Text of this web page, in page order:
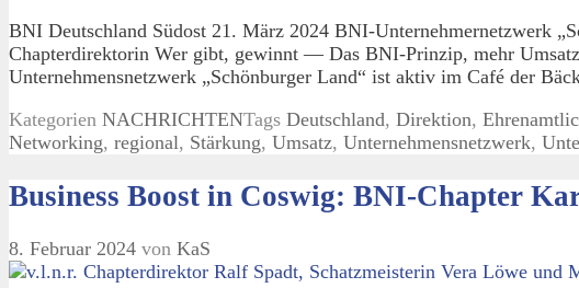
BNI Deutschland Südost 21. März 2024 BNI-Unternehmernetzwerk
Chapterdirektorin Wer gibt, gewinnt — Das BNI-Prinzip, mehr Umsatz
Unternehmensnetzwerk „Schönburger Land“ ist aktiv im Café der
Kategorien NACHRICHTENTags Deutschland, Direktion,
Networking, regional, Stärkung, Umsatz, Unternehmensnetzwerk,
Business Boost in Coswig: BNI-Chapter
8. Februar 2024 von KaS